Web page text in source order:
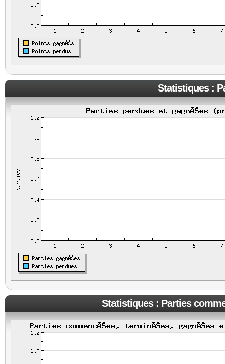
Statistiques :
Statistiques : Parties